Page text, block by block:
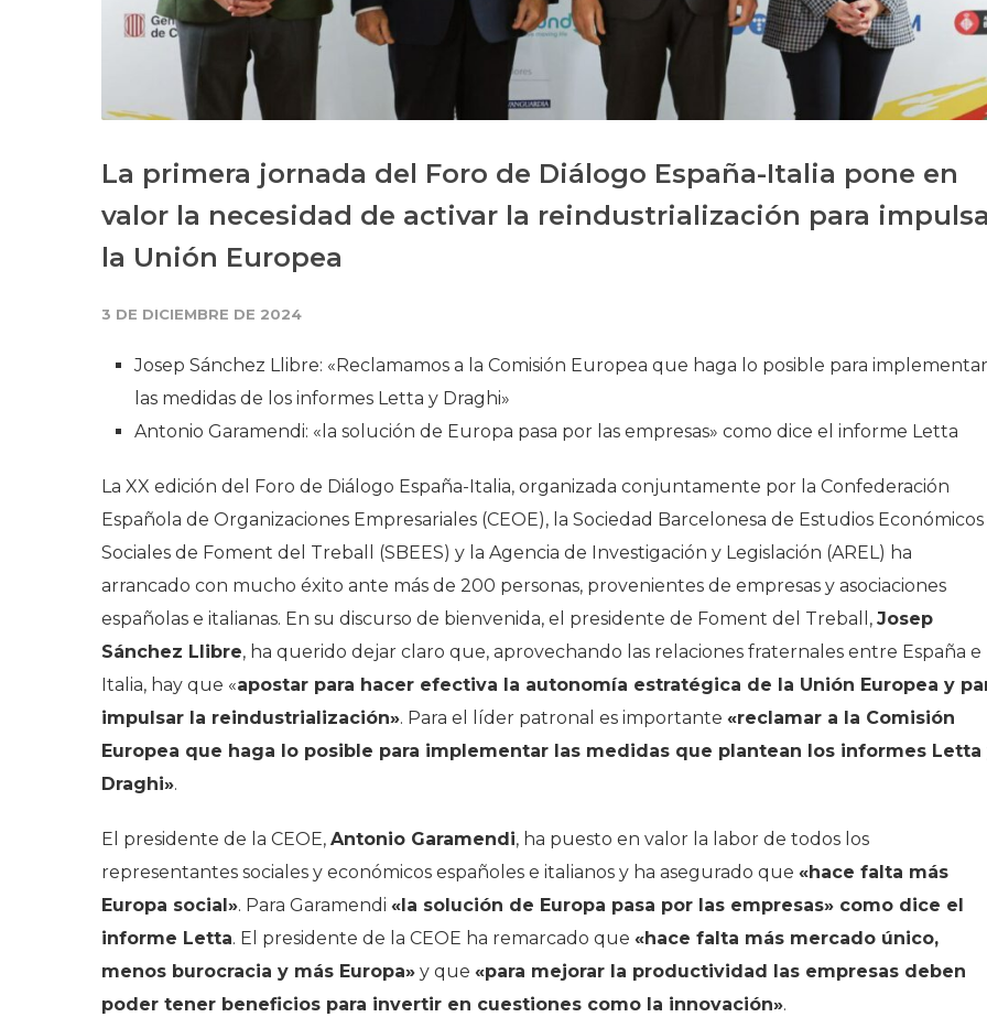
Galería de Presidentes
Biblioteca Archivo
Sede Social
La primera jornada del Foro de Diálogo España-Italia pone en
valor la necesidad de activar la reindustrialización para
la Unión Europea
3 DE DICIEMBRE DE 2024
Josep Sánchez Llibre: «Reclamamos a la Comisión Europea que haga lo posible para implementar
las medidas de los informes Letta y Draghi»
Antonio Garamendi: «la solución de Europa pasa por las empresas» como dice el informe Letta
La XX edición del Foro de Diálogo España-Italia, organizada conjuntamente por la Confederación
Española de Organizaciones Empresariales (CEOE), la Sociedad Barcelonesa de Estudios Económicos
Sociales de Foment del Treball (SBEES) y la Agencia de Investigación y Legislación (AREL) ha
arrancado con mucho éxito ante más de 200 personas, provenientes de empresas y asociaciones
españolas e italianas. En su discurso de bienvenida, el presidente de Foment del Treball, Josep
Sánchez Llibre, ha querido dejar claro que, aprovechando las relaciones fraternales entre España e
Italia, hay que «apostar para hacer efectiva la autonomía estratégica de la Unión Europea y
impulsar la reindustrialización». Para el líder patronal es importante «reclamar a la Comisión
Europea que haga lo posible para implementar las medidas que plantean los informes Letta
Draghi».
El presidente de la CEOE, Antonio Garamendi, ha puesto en valor la labor de todos los
representantes sociales y económicos españoles e italianos y ha asegurado que «hace falta más
Europa social». Para Garamendi «la solución de Europa pasa por las empresas» como dice el
informe Letta. El presidente de la CEOE ha remarcado que «hace falta más mercado único,
menos burocracia y más Europa» y que «para mejorar la productividad las empresas deben
poder tener beneficios para invertir en cuestiones como la innovación».